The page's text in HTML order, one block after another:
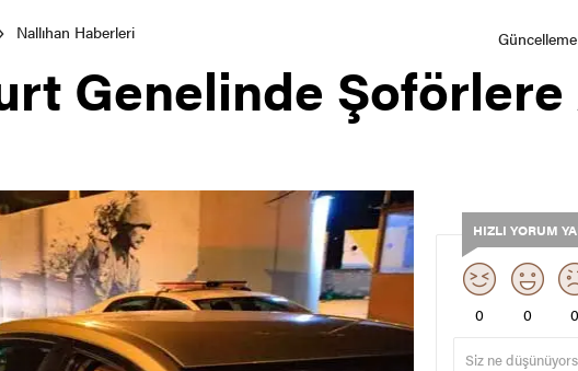
Nallıhan Haberleri
Genelinde
HIZLI YORUM
0 0 0